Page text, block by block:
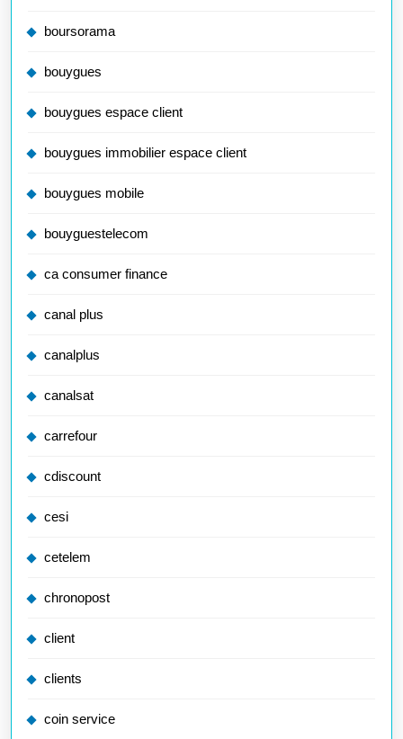
boursorama
bouygues
bouygues espace client
bouygues immobilier espace client
bouygues mobile
bouyguestelecom
ca consumer finance
canal plus
canalplus
canalsat
carrefour
cdiscount
cesi
cetelem
chronopost
client
clients
coin service